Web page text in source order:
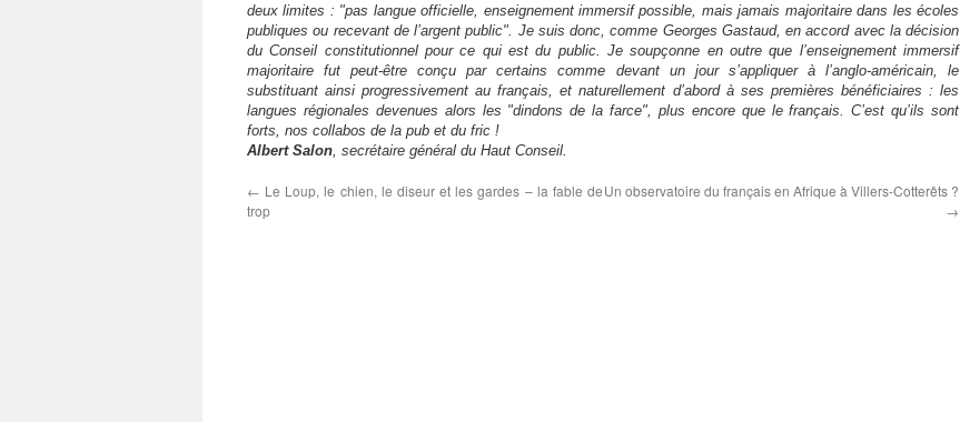
deux limites : "pas langue officielle, enseignement immersif possible, mais jamais majoritaire dans les écoles
publiques ou recevant de l’argent public". Je suis donc, comme Georges Gastaud, en accord avec la décision
du Conseil constitutionnel pour ce qui est du public. Je soupçonne en outre que l’enseignement immersif
majoritaire fut peut-être conçu par certains comme devant un jour s’appliquer à l’anglo-américain, le
substituant ainsi progressivement au français, et naturellement d’abord à ses premières bénéficiaires : les
langues régionales devenues alors les "dindons de la farce", plus encore que le français. C’est qu’ils sont
forts, nos collabos de la pub et du fric !
Albert Salon , secrétaire général du Haut Conseil.
← Le Loup, le chien, le diseur et les gardes – la fable de
trop
Un observatoire du français en Afrique à Villers-Cotterêts ?
→